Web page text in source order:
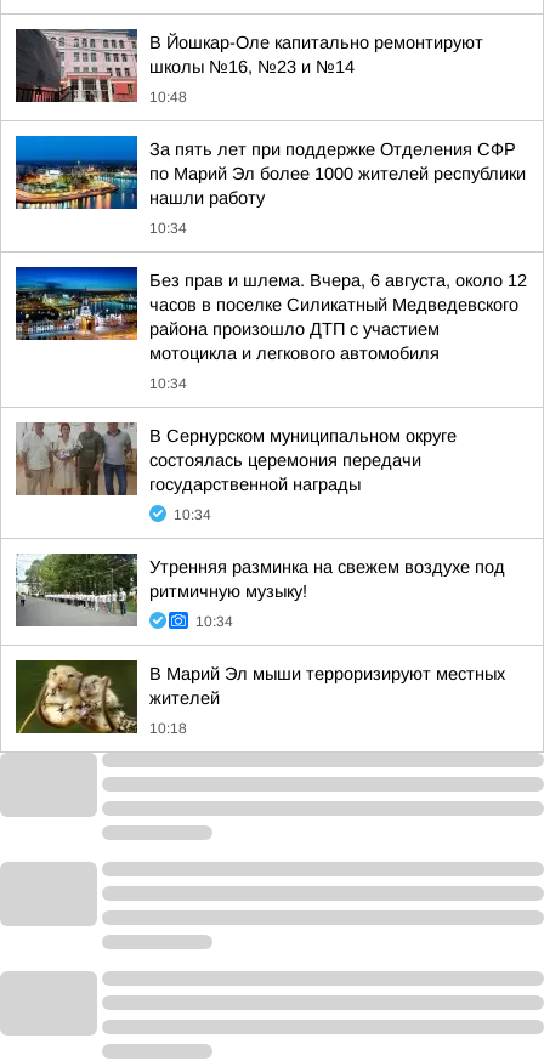
В Йошкар-Оле капитально ремонтируют
школы №16, №23 и №14
10:48
За пять лет при поддержке Отделения СФР
по Марий Эл более 1000 жителей республики
нашли работу
10:34
Без прав и шлема. Вчера, 6 августа, около 12
часов в поселке Силикатный Медведевского
района произошло ДТП с участием
мотоцикла и легкового автомобиля
10:34
В Сернурском муниципальном округе
состоялась церемония передачи
государственной награды
10:34
Утренняя разминка на свежем воздухе под
ритмичную музыку!
10:34
В Марий Эл мыши терроризируют местных
жителей
10:18